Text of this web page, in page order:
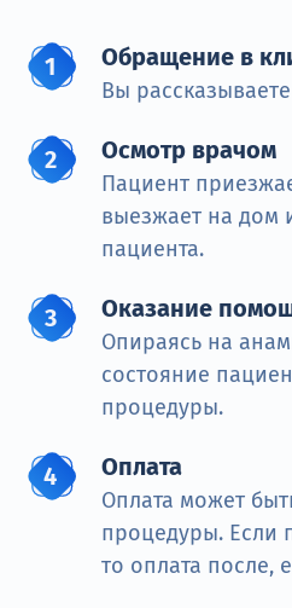
Обращение в
Вы
Осмотр врачом
Пациент
выезжает на дом
пациента.
Оказание
Опираясь на
состояние
процедуры.
Оплата
Оплата может
процедуры. Если
то оплата после,